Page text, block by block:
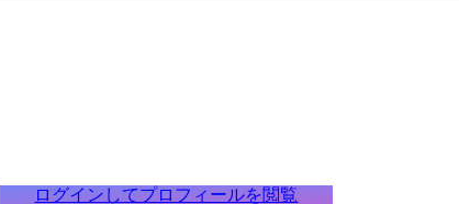
ログインしてプロフィールを閲覧